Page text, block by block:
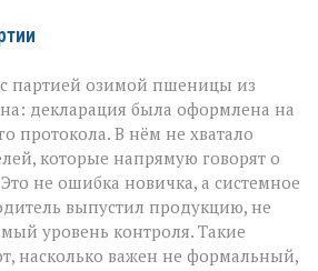
с партией озимой пшеницы из
декларация была оформлена на
протокола. В нём не хватало
которые напрямую говорят о
не ошибка новичка, а системное
выпустил продукцию, не
уровень контроля. Такие
насколько важен не формальный,